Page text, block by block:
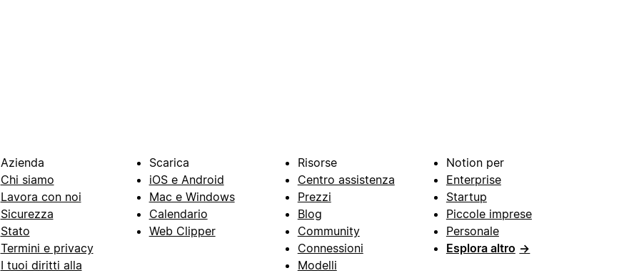
Azienda
Chi siamo
Lavora con noi
Sicurezza
Stato
Termini e privacy
I tuoi diritti alla
Scarica
iOS e Android
Mac e Windows
Calendario
Web Clipper
Risorse
Centro assistenza
Prezzi
Blog
Community
Connessioni
Modelli
Notion per
Enterprise
Startup
Piccole imprese
Personale
Esplora altro →